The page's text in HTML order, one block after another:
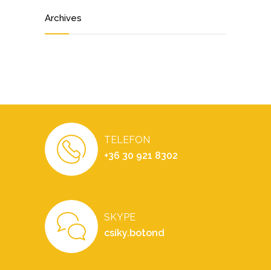
Archives
TELEFON
+36 30 921 8302
SKYPE
csiky.botond